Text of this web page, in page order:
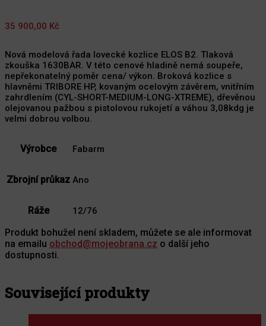
35 900,00 Kč
Nová modelová řada lovecké kozlice ELOS B2. Tlaková
zkouška 1630BAR. V této cenové hladině nemá soupeře,
nepřekonatelný poměr cena/ výkon. Broková kozlice s
hlavněmi TRIBORE HP, kovaným ocelovým závěrem, vnitřním
zahrdlením (CYL-SHORT-MEDIUM-LONG-XTREME), dřevěnou
olejovanou pažbou s pistolovou rukojetí a váhou 3,08kdg je
velmi dobrou volbou.
Výrobce Fabarm
Zbrojní průkaz Ano
Ráže 12/76
Produkt bohužel není skladem, můžete se ale informovat
na emailu obchod@mojeobrana.cz o další jeho
dostupnosti.
Související produkty